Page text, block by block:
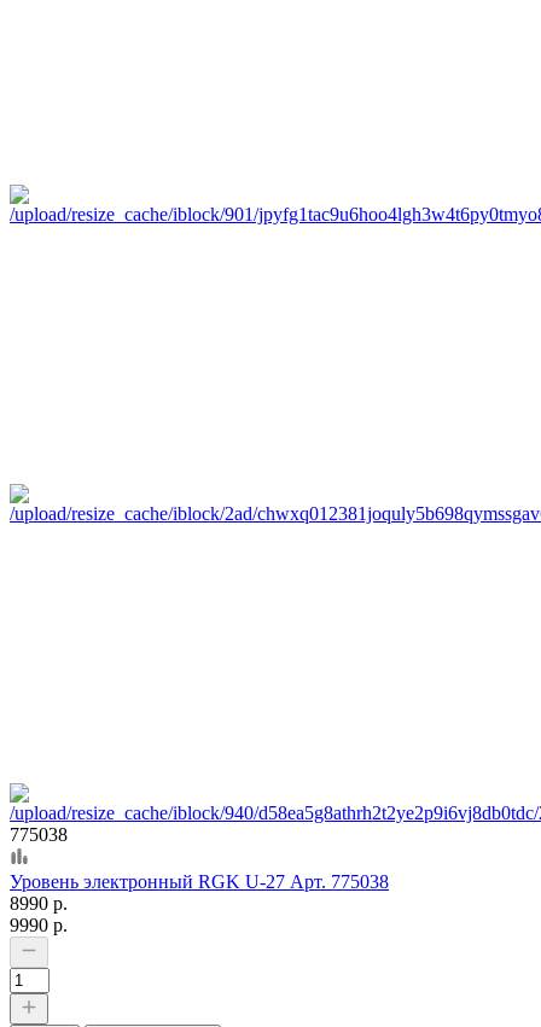
775038
Уровень электронный RGK U-27 Арт. 775038
8990 р.
9990 р.